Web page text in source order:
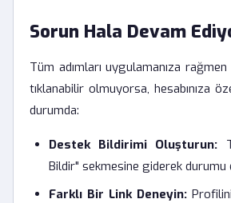
Sorun Hala Devam
Tüm adımları uygulamanıza
tıklanabilir olmuyorsa, hesabınıza
durumda:
Destek Bildirimi Oluşturun:
Bildir" sekmesine giderek
Farklı Bir Link Deneyin: